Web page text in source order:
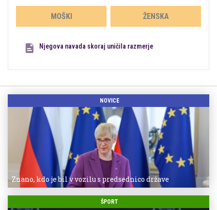
MOŠKI ŽENSKA
Njegova navada skoraj uničila razmerje
NOVICE
Znano, kdo je bil v vozilu s predsednico države
ŠPORT